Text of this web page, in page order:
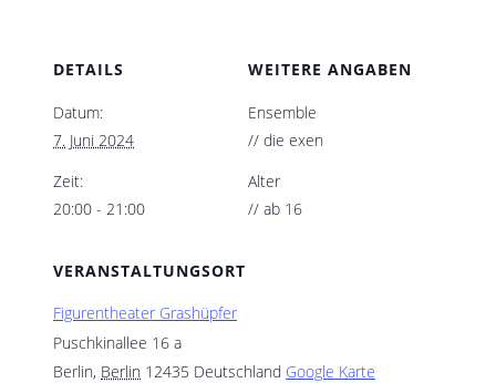
DETAILS
Datum:
7. Juni 2024
Zeit:
20:00 - 21:00
VERANSTALTUNGSORT
Figurentheater Grashüpfer
Puschkinallee 16 a
Berlin, Berlin 12435 Deutschland Google Karte
WEITERE ANGABEN
Ensemble
// die exen
Alter
// ab 16